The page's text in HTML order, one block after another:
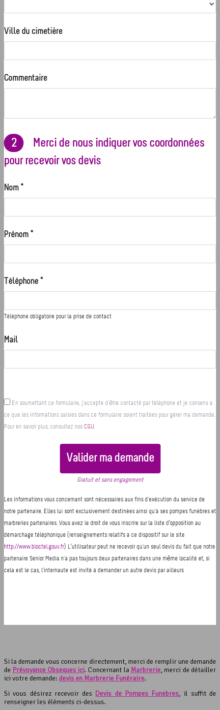
Si la demande vous concerne directement, merci de remplir une demande
de Prévoyance Obsèques ici. Concernant la Marbrerie, merci de détailler
ici votre demande: devis en Marbrerie Funéraire.
Si vous désirez recevoir des Devis de Pompes Funèbres, il suffit de
renseigner les éléments ci-dessus.